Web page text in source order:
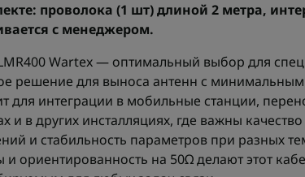
проволока (1 шт) длиной 2 метра,
с менеджером.
Wartex — оптимальный выбор для
решение для выноса антенн с
для интеграции в мобильные станции,
и в других инсталляциях, где важны
и стабильность параметров при разных
и ориентированность на 50Ω делают этот